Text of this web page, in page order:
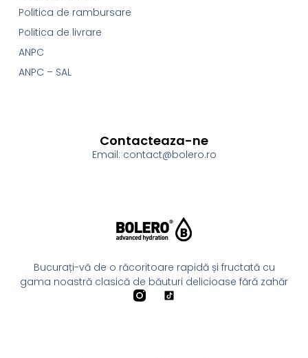
Bucurați-vă de o răcoritoare rapidă și fructată cu
gama noastră clasică de băuturi delicioase fără zahăr
Politica de rambursare
Politica de livrare
ANPC
ANPC – SAL
Contacteaza-ne
Email: contact@bolero.ro